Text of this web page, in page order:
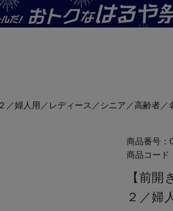
／婦人用／レディース／シニア／高齢者
商品番号：
商品コード
【前
２／婦